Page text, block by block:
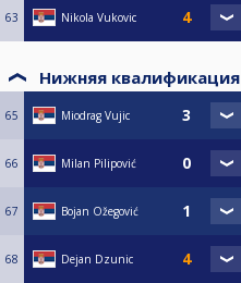
63 Nikola Vukovic
Нижняя квалификация
65 Miodrag Vujic
66 Milan Pilipović
67 Bojan Ožegović
68 Dejan Dzunic